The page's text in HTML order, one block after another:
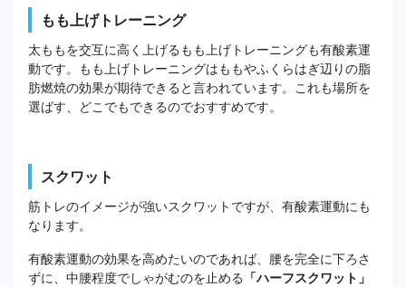
もも上げトレーニング
太ももを交互に高く上げるもも上げトレーニングも有酸素運
動です。もも上げトレーニングはももやふくらはぎ辺りの脂
肪燃焼の効果が期待できると言われています。これも場所を
選ばす、どこでもできるのでおすすめです。
スクワット
筋トレのイメージが強いスクワットですが、有酸素運動にも
なります。
有酸素運動の効果を高めたいのであれば、腰を完全に下ろさ
ずに、中腰程度でしゃがむのを止める 「ハーフスクワット」